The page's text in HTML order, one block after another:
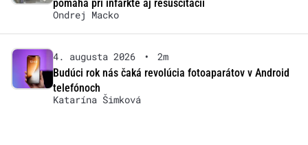
pomáha pri infarkte aj resuscitácii
Ondrej Macko
4. augusta 2026 •
2m
Budúci rok nás čaká revolúcia fotoaparátov v Android
telefónoch
Katarína Šimková